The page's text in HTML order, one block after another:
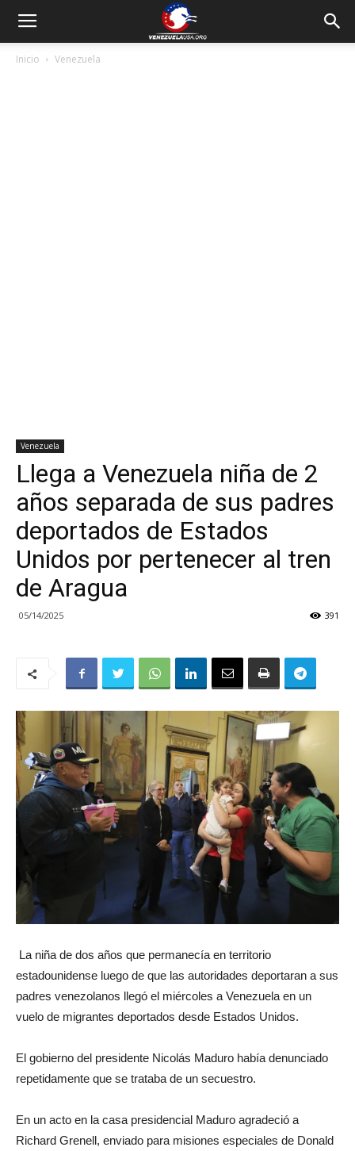
Inicio Venezuela
Venezuela
Llega a Venezuela niña de 2
años separada de sus padres
deportados de Estados
Unidos por pertenecer al tren
de Aragua
05/14/2025 391
La niña de dos años que permanecía en territorio
estadounidense luego de que las autoridades deportaran a sus
padres venezolanos llegó el miércoles a Venezuela en un
vuelo de migrantes deportados desde Estados Unidos.
El gobierno del presidente Nicolás Maduro había denunciado
repetidamente que se trataba de un secuestro.
En un acto en la casa presidencial Maduro agradeció a
Richard Grenell, enviado para misiones especiales de Donald